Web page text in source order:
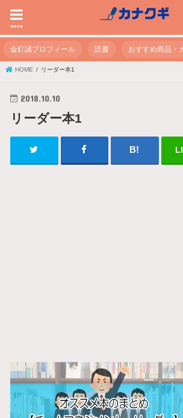
menu
金釘誠プロフィール 読書 おすすめ商品・
HOME リーダー本1
2018.10.10
リーダー本1